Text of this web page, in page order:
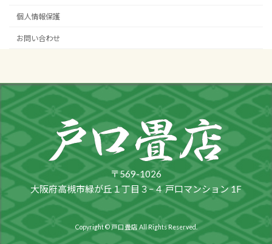
個人情報保護
お問い合わせ
〒569-1026
大阪府高槻市緑が丘１丁目３−４ 戸口マンション 1F
Copyright © 戸口畳店 All Rights Reserved.